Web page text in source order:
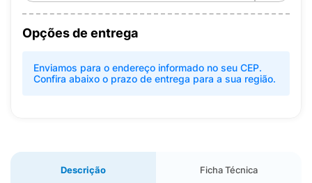
Opções de entrega
Enviamos para o endereço informado no seu CEP.
Confira abaixo o prazo de entrega para a sua região.
Descrição Ficha Técnica